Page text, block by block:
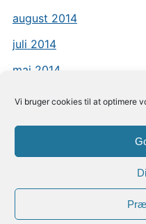
Vi bruger cookies til at optimere
august 2014
juli 2014
maj 2014